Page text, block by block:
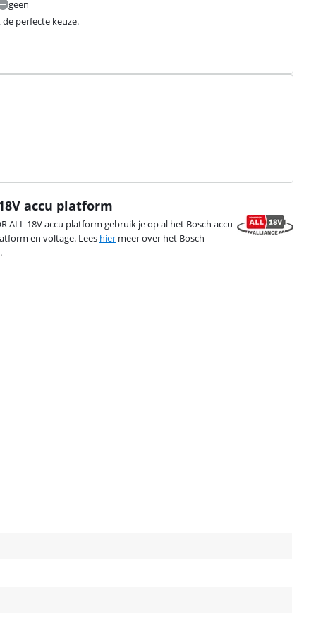
geen
perfecte keuze.
18V accu platform
ALL 18V accu platform gebruik je op al het Bosch accu
en voltage. Lees hiermeer over het Bosch